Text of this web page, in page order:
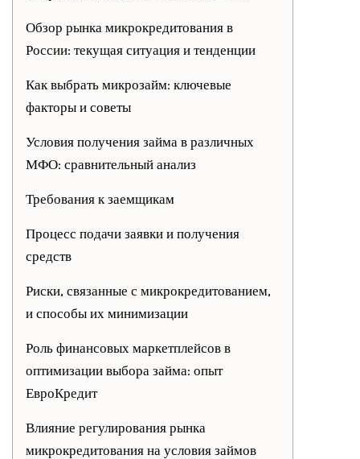
Обзор рынка микрокредитования в
России: текущая ситуация и тенденции
Как выбрать микрозайм: ключевые
факторы и советы
Условия получения займа в различных
МФО: сравнительный анализ
Требования к заемщикам
Процесс подачи заявки и получения
средств
Риски, связанные с микрокредитованием,
и способы их минимизации
Роль финансовых маркетплейсов в
оптимизации выбора займа: опыт
ЕвроКредит
Влияние регулирования рынка
микрокредитования на условия займов